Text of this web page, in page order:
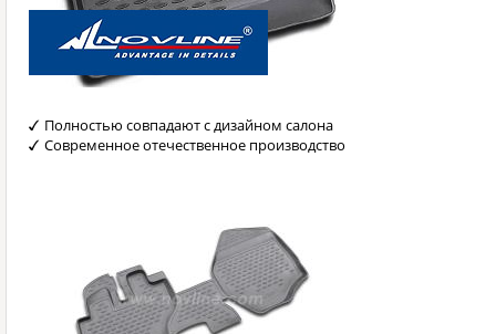
Полностью совпадают с дизайном салона
Современное отечественное производство